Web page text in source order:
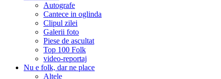
Autografe
Cantece in oglinda
Clipul zilei
Galerii foto
Piese de ascultat
Top 100 Folk
video-reportaj
Nu e folk, dar ne place
Altele